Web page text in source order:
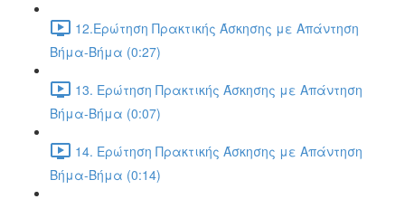
12.Ερώτηση Πρακτικής Άσκησης με Απάντηση
Βήμα-Βήμα (0:27)
13. Ερώτηση Πρακτικής Άσκησης με Απάντηση
Βήμα-Βήμα (0:07)
14. Ερώτηση Πρακτικής Άσκησης με Απάντηση
Βήμα-Βήμα (0:14)